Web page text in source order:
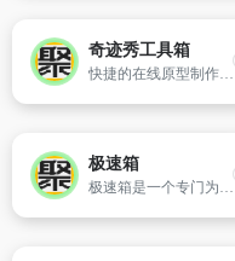
奇迹秀工具箱
快捷的在线原型制作工具,有Sketch版插件 Origami APP逻辑交互原型制作工具 Kite 新款强大的交互动画原型工具 版权所有
极速箱
极速箱是一个专门为程序员设计的在线工具集成平台，旨在提供一系列能够显著提升编程效率的实用工具。